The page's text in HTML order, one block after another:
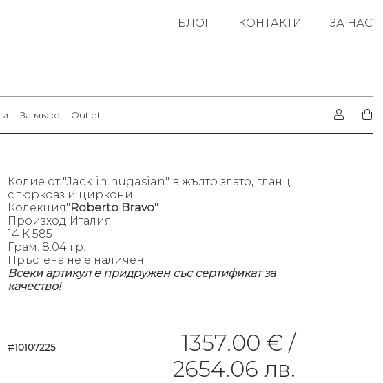
БЛОГ КОНТАКТИ ЗА НАС
За мъже Outlet
Колие от "Jacklin hugasian" в жълто злато, гланц
с тюркоаз и циркони.
Колекция"Roberto Bravo"
Произход Италия
14 К 585
Грам: 8.04 гр.
Пръстена не е наличен!
Всеки артикул е придружен със сертификат за
качество!
#10107225
1357.00 € /
2654.06 лв.